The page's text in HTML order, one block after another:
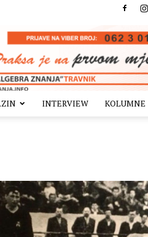
INTERVIEW KOLUMNE